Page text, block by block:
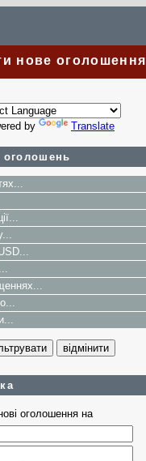
нове оголошення
by Translate
оголошень
оголошення на